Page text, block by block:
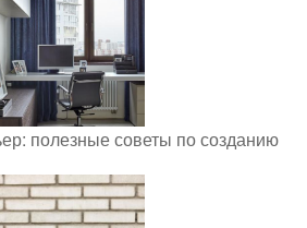
полезные советы по созданию